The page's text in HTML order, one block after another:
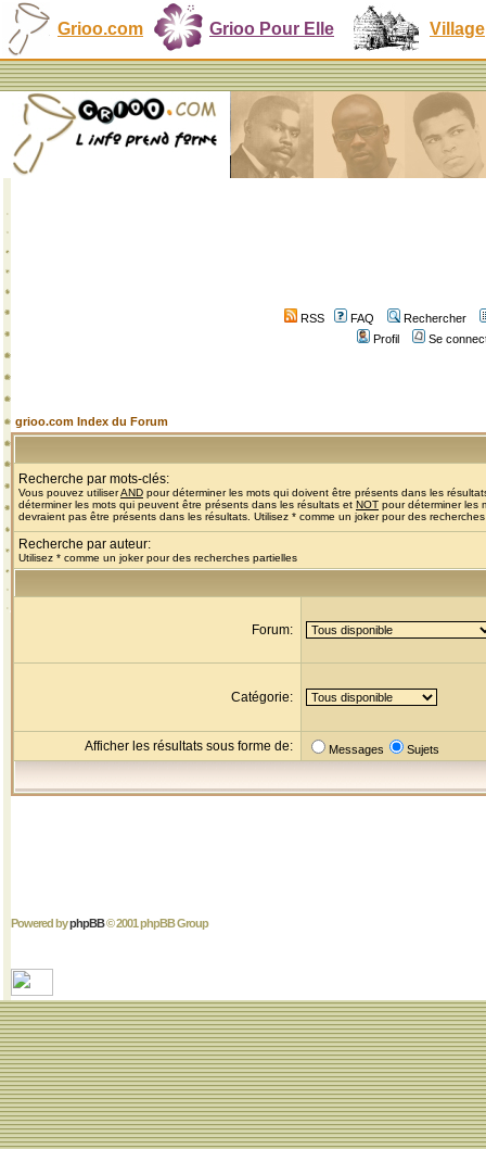
Grioo.com Grioo Pour Elle Village
RSS FAQ
Rechercher
Profil
Se
grioo.com Index du Forum
Recherche par mots-clés:
Vous pouvez utiliserAND pour déterminer les mots qui doivent être présents dans les
déterminer les mots qui peuvent être présents dans les résultats et NOT pour déterminer les
devraient pas être présents dans les résultats. Utilisez * comme un joker pour des
Recherche par auteur:
Utilisez * comme un joker pour des recherches partielles
Forum:
Catégorie:
Afficher les résultats sous forme de: Messages Sujets
Powered byphpBB© 2001 phpBB Group